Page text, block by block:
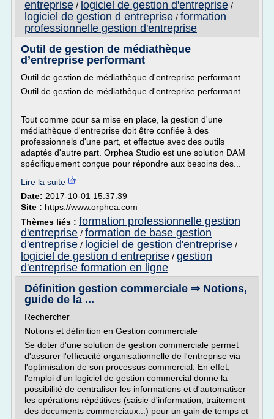
entreprise / logiciel de gestion d'entreprise /
logiciel de gestion d entreprise / formation
professionnelle gestion d'entreprise
Outil de gestion de médiathèque
d’entreprise performant
Outil de gestion de médiathèque d'entreprise performant
Outil de gestion de médiathèque d'entreprise performant
Tout comme pour sa mise en place, la gestion d'une
médiathèque d'entreprise doit être confiée à des
professionnels d'une part, et effectue avec des outils
adaptés d'autre part. Orphea Studio est une solution DAM
spécifiquement conçue pour répondre aux besoins des...
Lire la suite
Date: 2017-10-01 15:37:39
Site : https://www.orphea.com
Thèmes liés : formation professionnelle gestion
d'entreprise / formation de base gestion
d'entreprise / logiciel de gestion d'entreprise /
logiciel de gestion d entreprise / gestion
d'entreprise formation en ligne
Définition gestion commerciale ⇒ Notions,
guide de la ...
Rechercher
Notions et définition en Gestion commerciale
Se doter d'une solution de gestion commerciale permet
d'assurer l'efficacité organisationnelle de l'entreprise via
l'optimisation de son processus commercial. En effet,
l'emploi d'un logiciel de gestion commercial donne la
possibilité de centraliser les informations et d'automatiser
les opérations répétitives (saisie d'information, traitement
des documents commerciaux...) pour un gain de temps et